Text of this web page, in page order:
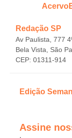
Acervo
Redação SP
Av Paulista, 777
Bela Vista, São
CEP: 01311-914
Edição
Assine